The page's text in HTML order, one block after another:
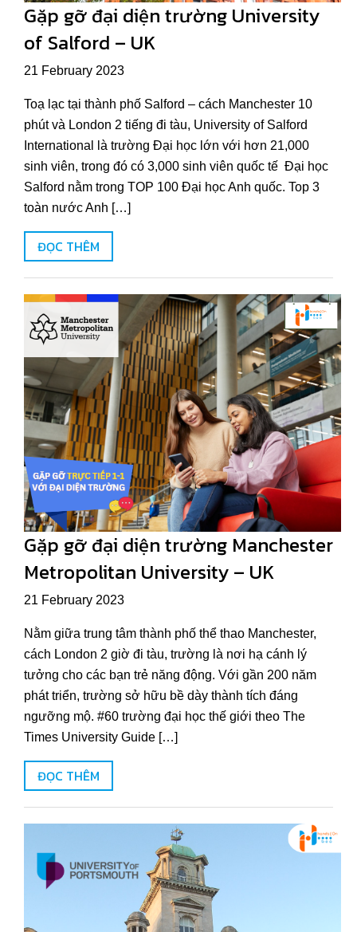
Gặp gỡ đại diện trường University
of Salford – UK
21 February 2023
Toạ lạc tại thành phố Salford – cách Manchester 10
phút và London 2 tiếng đi tàu, University of Salford
International là trường Đại học lớn với hơn 21,000
sinh viên, trong đó có 3,000 sinh viên quốc tế Đại học
Salford nằm trong TOP 100 Đại học Anh quốc. Top 3
toàn nước Anh […]
ĐỌC THÊM
Gặp gỡ đại diện trường Manchester
Metropolitan University – UK
21 February 2023
Nằm giữa trung tâm thành phố thể thao Manchester,
cách London 2 giờ đi tàu, trường là nơi hạ cánh lý
tưởng cho các bạn trẻ năng động. Với gần 200 năm
phát triển, trường sở hữu bề dày thành tích đáng
ngưỡng mộ. #60 trường đại học thế giới theo The
Times University Guide […]
ĐỌC THÊM